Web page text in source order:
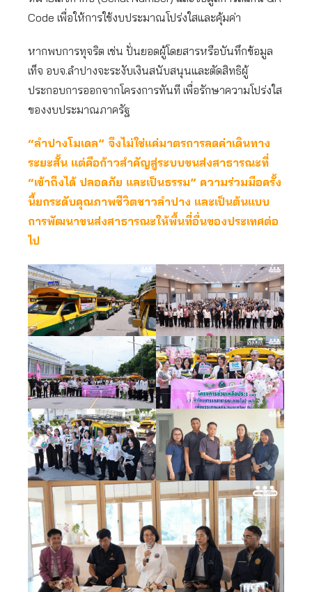
Code เพื่อให้การใช้งบประมาณโปร่งใสและคุ้มค่า
หากพบการทุจริต เช่น ปั่นยอดผู้โดยสารหรือบันทึกข้อมูล
เท็จ อบจ.ลำปางจะระงับเงินสนับสนุนและตัดสิทธิผู้
ประกอบการออกจากโครงการทันที เพื่อรักษาความโปร่งใส
ของงบประมาณภาครัฐ
“ลำปางโมเดล” จึงไม่ใช่แค่มาตรการลดค่าเดินทาง
ระยะสั้น แต่คือก้าวสำคัญสู่ระบบขนส่งสาธารณะที่
“เข้าถึงได้ ปลอดภัย และเป็นธรรม” ความร่วมมือครั้ง
นี้ยกระดับคุณภาพชีวิตชาวลำปาง และเป็นต้นแบบ
การพัฒนาขนส่งสาธารณะให้พื้นที่อื่นของประเทศต่อ
ไป